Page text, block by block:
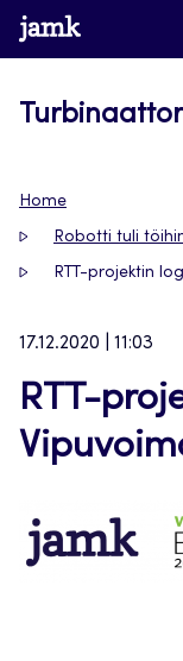
Siirry
suoraan
www.jamk.fi
Home
Robotti tuli
RTT-projektin
17.12.2020 | 11:03
RTT-